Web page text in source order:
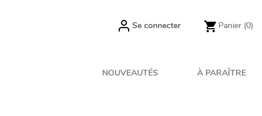
Se connecter Panier (0)
NOUVEAUTÉS À PARAÎTRE